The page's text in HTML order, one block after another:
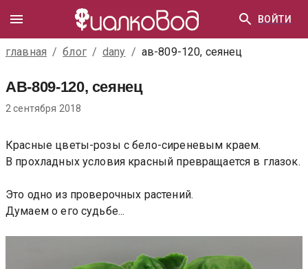
ВОЙТИ
главная / блог / dany / ав-809-120, сеянец
АВ-809-120, сеянец
2 сентября 2018
Красные цветы-розы с бело-сиреневым краем.
В прохладных условия красный превращается в глазок.
Это одно из проверочных растений.
Думаем о его судьбе...